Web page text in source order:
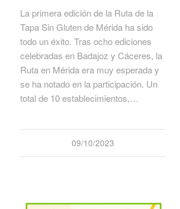
La primera edición de la Ruta de la
Tapa Sin Gluten de Mérida ha sido
todo un éxito. Tras ocho ediciones
celebradas en Badajoz y Cáceres, la
Ruta en Mérida era muy esperada y
se ha notado en la participación. Un
total de 10 establecimientos,…
09/10/2023